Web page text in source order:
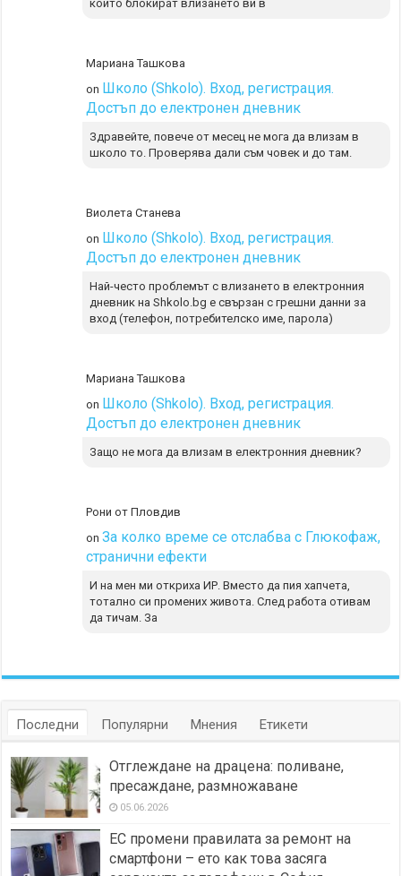
които блокират влизането ви в
Мариана Ташкова
on Школо (Shkolo). Вход, регистрация.
Достъп до електронен дневник
Здравейте, повече от месец не мога да влизам в
школо то. Проверява дали съм човек и до там.
Виолета Станева
on Школо (Shkolo). Вход, регистрация.
Достъп до електронен дневник
Най-често проблемът с влизането в електронния
дневник на Shkolo.bg е свързан с грешни данни за
вход (телефон, потребителско име, парола)
Мариана Ташкова
on Школо (Shkolo). Вход, регистрация.
Достъп до електронен дневник
Защо не мога да влизам в електронния дневник?
Рони от Пловдив
onЗа колко време се отслабва с Глюкофаж,
странични ефекти
И на мен ми откриха ИР. Вместо да пия хапчета,
тотално си промених живота. След работа отивам
да тичам. За
Последни Популярни Мнения Етикети
Отглеждане на драцена: поливане,
пресаждане, размножаване
05.06.2026
ЕС промени правилата за ремонт на
смартфони – ето как това засяга